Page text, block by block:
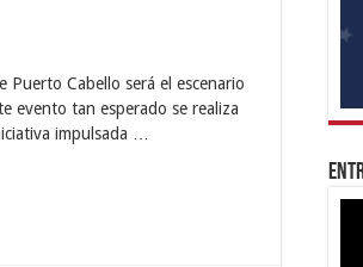
Cabello será el escenario
evento tan esperado se realiza
impulsada …